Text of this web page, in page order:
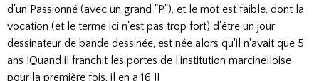
d'un Passionné (avec un grand "P"), et le mot est faible, dont la
vocation (et le terme ici n'est pas trop fort) d'être un jour
dessinateur de bande dessinée, est née alors qu'il n'avait que 5
ans !Quand il franchit les portes de l'institution marcinelloise
pour la première fois, il en a 16 !!